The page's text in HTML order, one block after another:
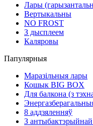
Лары
Вертыкальны
NO FROST
З дысплеем
Каляровы
Папулярныя
Маразільныя лары
Кошык BIG BOX
Для балкона (з
8 аддзяленняў
З